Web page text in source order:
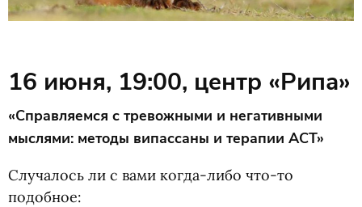
16 июня, 19:00, центр «Рипа»
«Справляемся с тревожными и негативными
мыслями: методы випассаны и терапии ACT»
Случалось ли с вами когда-либо что-то
подобное: